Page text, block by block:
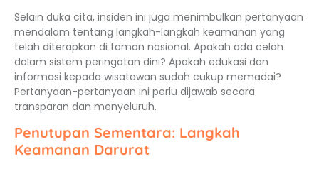
Selain duka cita, insiden ini juga menimbulkan pertanyaan
mendalam tentang langkah-langkah keamanan yang
telah diterapkan di taman nasional. Apakah ada celah
dalam sistem peringatan dini? Apakah edukasi dan
informasi kepada wisatawan sudah cukup memadai?
Pertanyaan-pertanyaan ini perlu dijawab secara
transparan dan menyeluruh.
Penutupan Sementara: Langkah
Keamanan Darurat